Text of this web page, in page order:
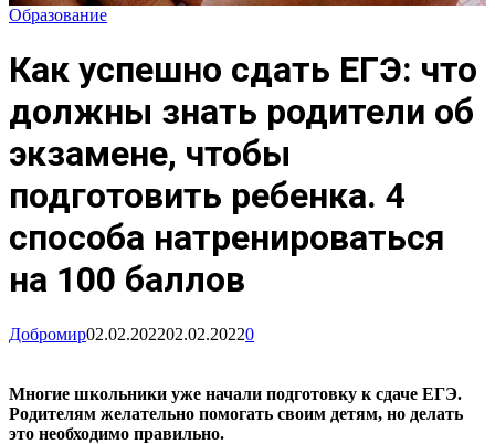
Образование
Как успешно сдать ЕГЭ: что
должны знать родители об
экзамене, чтобы
подготовить ребенка. 4
способа натренироваться
на 100 баллов
Добромир02.02.202202.02.20220
Многие школьники уже начали подготовку к сдаче ЕГЭ.
Родителям желательно помогать своим детям, но делать
это необходимо правильно.